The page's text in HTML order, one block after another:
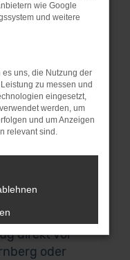
Ford Mondeo
geraten.
anbieten
dabei von
Markt
EU-
uns nach
willkommen.
möglich
direkt vor
oder
wie Google
und weitere
uns, die Nutzung der
zu messen und
eingesetzt,
werden, um
und um Anzeigen
relevant sind.